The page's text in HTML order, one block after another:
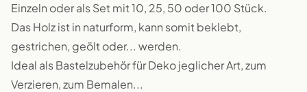
Einzeln oder als Set mit 10, 25, 50 oder 100 Stück.
Das Holz ist in naturform, kann somit beklebt,
gestrichen, geölt oder... werden.
Ideal als Bastelzubehör für Deko jeglicher Art, zum
Verzieren, zum Bemalen...